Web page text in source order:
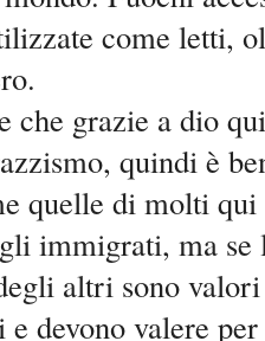
come letti,
che grazie a dio
quindi è
quelle di molti
immigrati, ma se
altri sono valori
e devono valere